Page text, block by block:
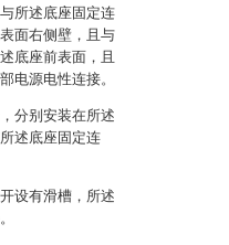
所述底座固定连
面右侧壁，且与
底座前表面，且
电源电性连接。
分别安装在所述
述底座固定连
设有滑槽，所述